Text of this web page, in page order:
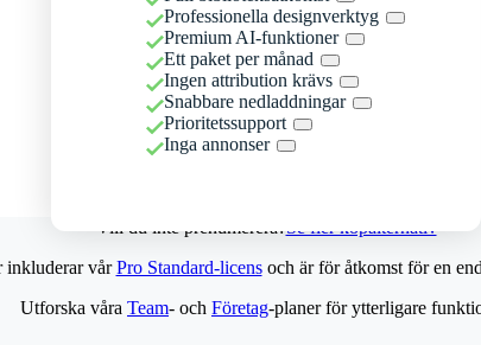
Professionella designverktyg
Premium AI-funktioner
Ett paket per månad
Ingen attribution krävs
Snabbare nedladdningar
Prioritetssupport
Inga annonser
Vill du inte prenumerera?Se fler köpalternativ
inkluderar vårPro Standard-licensoch är för åtkomst för en
Utforska våra Team- och Företag-planer för ytterligare